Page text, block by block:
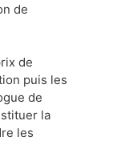
de
de
puis les
de
la
les